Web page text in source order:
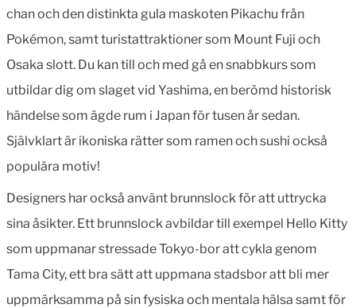
chan och den distinkta gula maskoten Pikachu från
Pokémon, samt turistattraktioner som Mount Fuji och
Osaka slott. Du kan till och med gå en snabbkurs som
utbildar dig om slaget vid Yashima, en berömd historisk
händelse som ägde rum i Japan för tusen år sedan.
Självklart är ikoniska rätter som ramen och sushi också
populära motiv!
Designers har också använt brunnslock för att uttrycka
sina åsikter. Ett brunnslock avbildar till exempel Hello Kitty
som uppmanar stressade Tokyo-bor att cykla genom
Tama City, ett bra sätt att uppmana stadsbor att bli mer
uppmärksamma på sin fysiska och mentala hälsa samt för